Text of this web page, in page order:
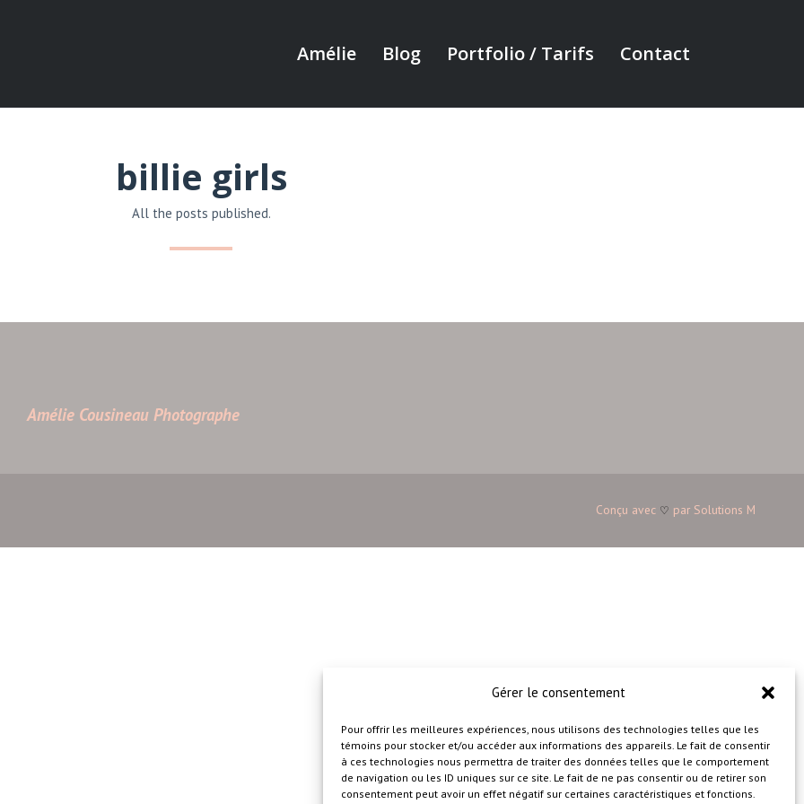
Gérer le consentement
Pour offrir les meilleures expériences, nous utilisons des technologies telles que les
témoins pour stocker et/ou accéder aux informations des appareils. Le fait de consentir
à ces technologies nous permettra de traiter des données telles que le comportement
de navigation ou les ID uniques sur ce site. Le fait de ne pas consentir ou de retirer son
consentement peut avoir un effet négatif sur certaines caractéristiques et fonctions.
Amélie Blog Portfolio / Tarifs Contact
billie girls
All the posts published.
Amélie Cousineau Photographe
Conçu avec ♡ par Solutions M